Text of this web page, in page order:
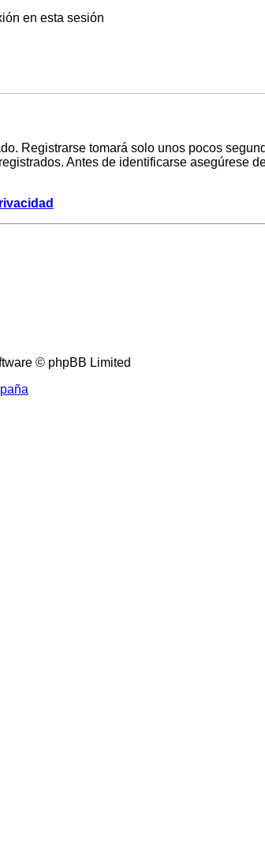
en esta sesión
Registrarse tomará solo unos pocos
Antes de identificarse asegúrese
© phpBB Limited